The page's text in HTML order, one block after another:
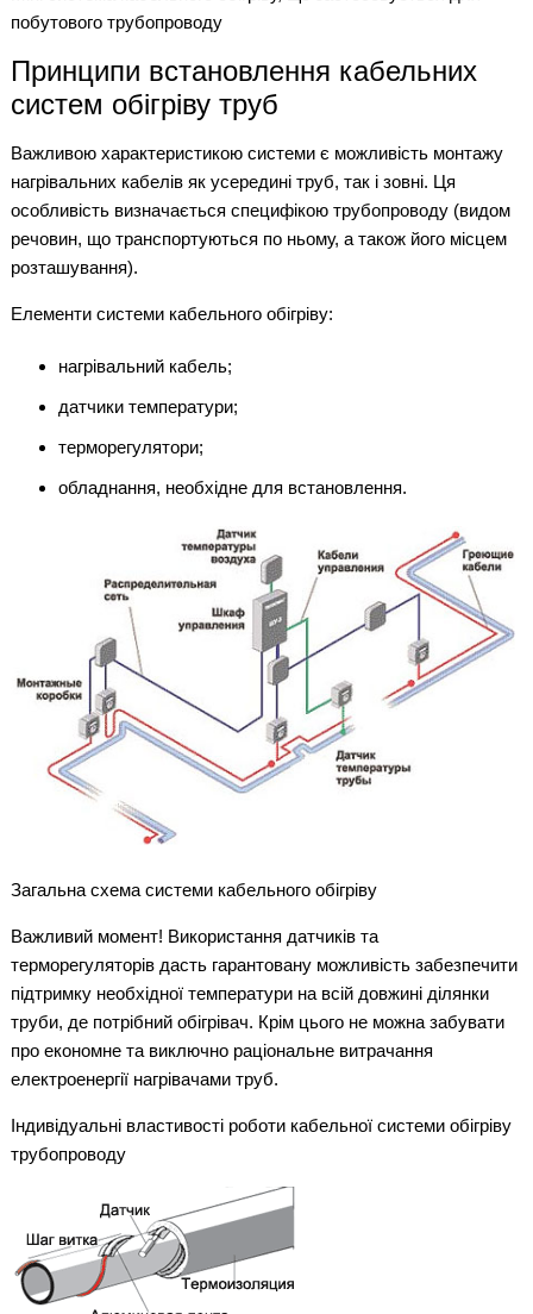
побутового трубопроводу
Принципи встановлення кабельних
систем обігріву труб
Важливою характеристикою системи є можливість монтажу
нагрівальних кабелів як усередині труб, так і зовні. Ця
особливість визначається специфікою трубопроводу (видом
речовин, що транспортуються по ньому, а також його місцем
розташування).
Елементи системи кабельного обігріву:
нагрівальний кабель;
датчики температури;
терморегулятори;
обладнання, необхідне для встановлення.
Загальна схема системи кабельного обігріву
Важливий момент! Використання датчиків та
терморегуляторів дасть гарантовану можливість забезпечити
підтримку необхідної температури на всій довжині ділянки
труби, де потрібний обігрівач. Крім цього не можна забувати
про економне та виключно раціональне витрачання
електроенергії нагрівачами труб.
Індивідуальні властивості роботи кабельної системи обігріву
трубопроводу